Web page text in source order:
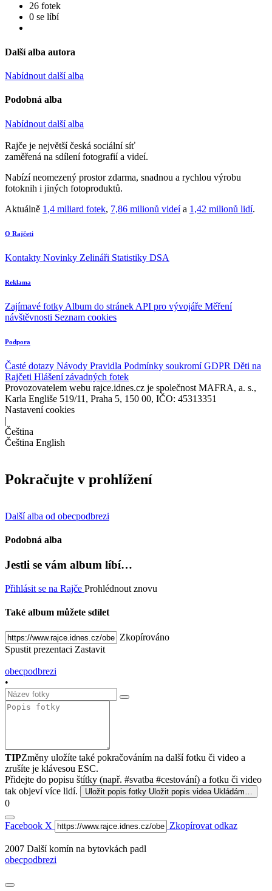
26 fotek
0 se líbí
Další alba autora
Nabídnout další alba
Podobná alba
Nabídnout další alba
Rajče je největší česká sociální síť
zaměřená na sdílení fotografií a videí.
Nabízí neomezený prostor zdarma, snadnou a rychlou výrobu
fotoknih i jiných fotoproduktů.
Aktuálně 1,4 miliard fotek, 7,86 milionů videía 1,42 milionů lidí.
O Rajčeti
Kontakty Novinky Zelináři Statistiky DSA
Reklama
Zajímavé fotky Album do stránek API pro vývojáře Měření
návštěvnosti Seznam cookies
Podpora
Časté dotazy Návody Pravidla Podmínky soukromíGDPR Děti na
Rajčeti Hlášení závadných fotek
Provozovatelem webu rajce.idnes.cz je společnost MAFRA, a. s.,
Karla Engliše 519/11, Praha 5, 150 00, IČO: 45313351
Nastavení cookies
|
Čeština
Čeština English
Pokračujte v prohlížení
Další alba od obecpodbrezi
Podobná alba
Jestli se vám album líbí…
Přihlásit se na Rajče Prohlédnout znovu
Také album můžete sdílet
Zkopírováno
Spustit prezentaci Zastavit
obecpodbrezi
•
TIPZměny uložíte také pokračováním na další fotku či video a
zrušíte je klávesou ESC.
Přidejte do popisu štítky (např. #svatba #cestování) a fotku či video
tak objeví více lidí.
Uložit popis fotky Uložit popis videa Ukládám…
0
Facebook X Zkopírovat odkaz
2007 Další komín na bytovkách padl
obecpodbrezi